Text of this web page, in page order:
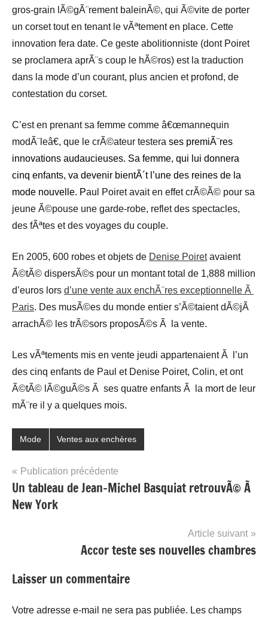
gros-grain lÃ©gÃ¨rement baleinÃ©, qui Ã©vite de porter
un corset tout en tenant le vÃªtement en place. Cette
innovation fera date. Ce geste abolitionniste (dont Poiret
se proclamera aprÃ¨s coup le hÃ©ros) est la traduction
dans la mode d’un courant, plus ancien et profond, de
contestation du corset.
C’est en prenant sa femme comme â€œmannequin
modÃ¨leâ€, que le crÃ©ateur testera ses premiÃ¨res
innovations audaucieuses. Sa femme, qui lui donnera
cinq enfants, va devenir bientÃ´t l’une des reines de la
mode nouvelle. Paul Poiret avait en effet crÃ©Ã© pour sa
jeune Ã©pouse une garde-robe, reflet des spectacles,
des fÃªtes et des voyages du couple.
En 2005, 600 robes et objets de Denise Poiretavaient
Ã©tÃ© dispersÃ©s pour un montant total de 1,888 million
d’euros lors d’une vente aux enchÃ¨res exceptionnelle Ã
Paris. Des musÃ©es du monde entier s’Ã©taient dÃ©jÃ
arrachÃ© les trÃ©sors proposÃ©s Ã la vente.
Les vÃªtements mis en vente jeudi appartenaient Ã l’un
des cinq enfants de Paul et Denise Poiret, Colin, et ont
Ã©tÃ© lÃ©guÃ©s Ã ses quatre enfants Ã la mort de leur
mÃ¨re il y a quelques mois.
Mode Ventes aux enchères
Navigation
de
l’article
Publication précédente
Un tableau de Jean-Michel Basquiat retrouvÃ© Ã
New York
Article suivant
Accor teste ses nouvelles chambres
Laisser un commentaire
Votre adresse e-mail ne sera pas publiée. Les champs